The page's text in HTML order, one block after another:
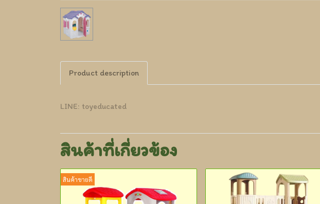
Product description
LINE: toyeducated
สินค้าที่เกี่ยวข้อง
สินค้าขายดี